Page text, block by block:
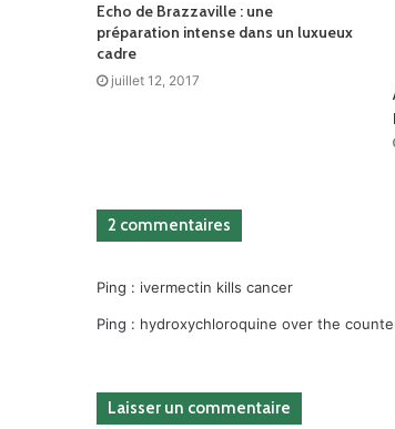
Echo de Brazzaville : une
préparation intense dans un luxueux
cadre
juillet 12, 2017
2 commentaires
Ping : ivermectin kills cancer
Ping : hydroxychloroquine over the
Laisser un commentaire